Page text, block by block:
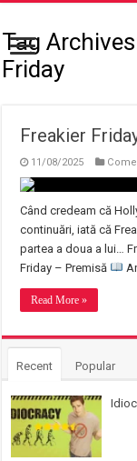
Tag
Friday
Freakier
11/08/2025
Când credeam că
continuări, iată că
partea a doua a lui…
Friday – Premisă
Read More »
Recent Popular